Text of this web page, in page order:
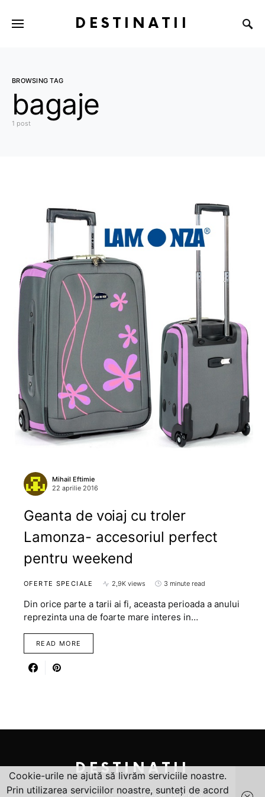
DESTINATII
BROWSING TAG
bagaje
1 post
Mihail Eftimie
22 aprilie 2016
Geanta de voiaj cu troler
Lamonza- accesoriul perfect
pentru weekend
OFERTE SPECIALE 2,9K views 3 minute read
Din orice parte a tarii ai fi, aceasta perioada a anului
reprezinta una de foarte mare interes in…
READ MORE
DESTINATII
Designed & Developed byCode Supply Co.
Cookie-urile ne ajută să livrăm serviciile noastre.
Prin utilizarea serviciilor noastre, sunteți de acord